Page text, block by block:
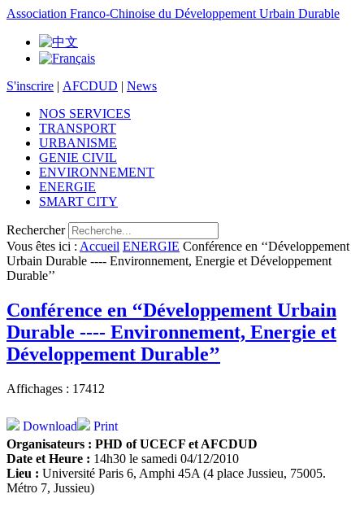
Association Franco-Chinoise du Développement Urbain Durable
S'inscrire | AFCDUD | News
NOS SERVICES
TRANSPORT
URBANISME
GENIE CIVIL
ENVIRONNEMENT
ENERGIE
SMART CITY
Rechercher
Vous êtes ici : Accueil ENERGIE Conférence en ‘‘Développement
Urbain Durable ---- Environnement, Energie et Développement
Durable’’
Conférence en ‘‘Développement Urbain
Durable ---- Environnement, Energie et
Développement Durable’’
Affichages : 17412
Print
Download
Organisateurs : PHD of UCECF et AFCDUD
Date et Heure : 14h30 le samedi 04/12/2010
Lieu : Université Paris 6, Amphi 45A (4 place Jussieu, 75005.
Métro 7, Jussieu)